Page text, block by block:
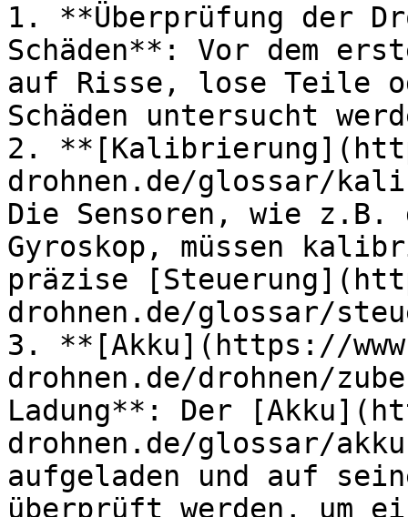
1. **Überprüfung der
Schäden**: Vor dem
auf Risse, lose Teile
Schäden untersucht
2.
drohnen.de/glossar/
Die Sensoren, wie z.B.
Gyroskop, müssen
präzise
drohnen.de/glossar/
3. **[Akku](https://
drohnen.de/drohnen/
Ladung**: Der
drohnen.de/glossar/
aufgeladen und auf
überprüft werden, um